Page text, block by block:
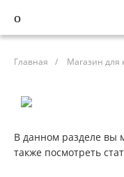
Главная / Магазин для
В данном разделе вы
также посмотреть